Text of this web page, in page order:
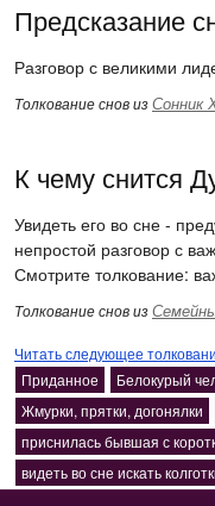
Предсказание
Разговор с великими
Толкование снов изСонник
К чему снится
Увидеть его во сне -
непростой разговор с
Смотрите толкование:
Толкование снов из
Читать следующее
Приданное
Белокурый
Жмурки, прятки, догонялки
приснилась бывшая с
видеть во сне искать